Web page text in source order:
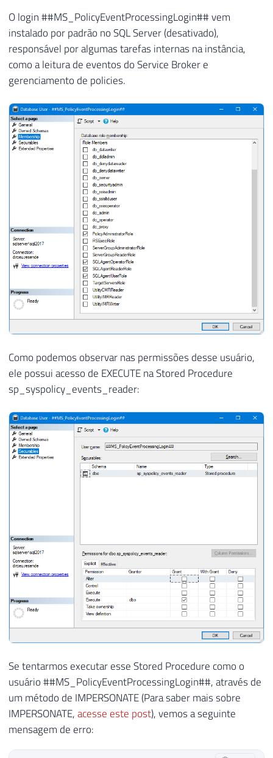
O login ##MS_PolicyEventProcessingLogin## vem
instalado por padrão no SQL Server (desativado),
responsável por algumas tarefas internas na instância,
como a leitura de eventos do Service Broker e
gerenciamento de policies.
Como podemos observar nas permissões desse usuário,
ele possui acesso de EXECUTE na Stored Procedure
sp_syspolicy_events_reader:
Se tentarmos executar esse Stored Procedure como o
usuário ##MS_PolicyEventProcessingLogin##, através de
um método de IMPERSONATE (Para saber mais sobre
IMPERSONATE,acesse este post), vemos a seguinte
mensagem de erro: